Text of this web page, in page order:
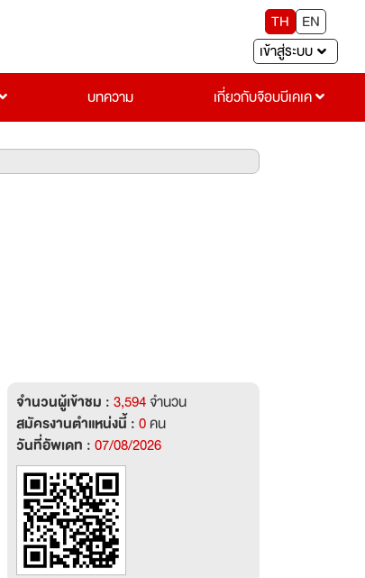
TH
EN
เข้าสู่ระบบ
บทความ เกี่ยวกับจ๊อบบีเคเค
จำนวนผู้เข้าชม :3,594จำนวน
สมัครงานตำแหน่งนี้ :0คน
วันที่อัพเดท :07/08/2026